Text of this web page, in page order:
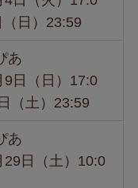
日）23:59
あ
9日（日）17:0
（土）23:59
あ
29日（土）10:0